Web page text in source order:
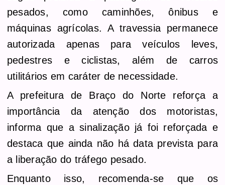
pesados, como caminhões, ônibus e
máquinas agrícolas. A travessia permanece
autorizada apenas para veículos leves,
pedestres e ciclistas, além de carros
utilitários em caráter de necessidade.
A prefeitura de Braço do Norte reforça a
importância da atenção dos motoristas,
informa que a sinalização já foi reforçada e
destaca que ainda não há data prevista para
a liberação do tráfego pesado.
Enquanto isso, recomenda-se que os